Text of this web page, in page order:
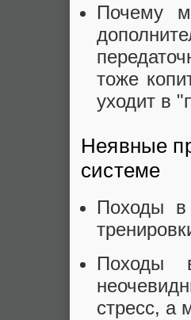
Почему
тоже
уходит в
Неявные
системе
Походы в
Походы
стресс, а